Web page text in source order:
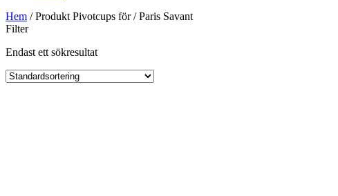
Hem / Produkt Pivotcups för / Paris Savant
Filter
Endast ett sökresultat